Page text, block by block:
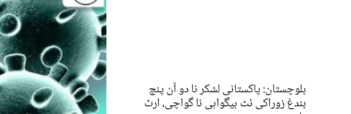
بلوچستان: پاکستانی لشکر نا دو آن پنچ
بندغ زوراکی ئٹ بیگواہی نا گواچی، ارٹ